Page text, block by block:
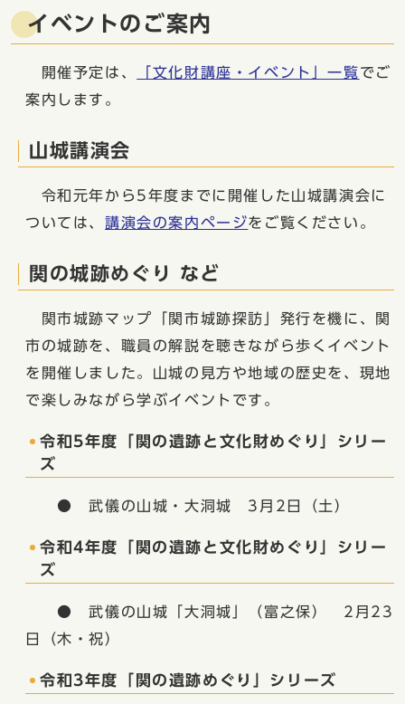
イベントのご案内
開催予定は、 「文化財講座・イベント」一覧でご
案内します。
山城講演会
令和元年から5年度までに開催した山城講演会に
ついては、 講演会の案内ページをご覧ください。
関の城跡めぐり など
関市城跡マップ「関市城跡探訪」発行を機に、関
市の城跡を、職員の解説を聴きながら歩くイベント
を開催しました。山城の見方や地域の歴史を、現地
で楽しみながら学ぶイベントです。
令和5年度「関の遺跡と文化財めぐり」シリー
ズ
● 武儀の山城・大洞城 3月2日（土）
令和4年度「関の遺跡と文化財めぐり」シリー
ズ
● 武儀の山城「大洞城」（富之保） 2月23
日（木・祝）
令和3年度「関の遺跡めぐり」シリーズ